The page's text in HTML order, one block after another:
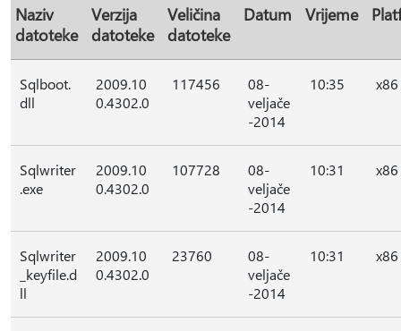
Naziv
datoteke
Verzija
datoteke
Veličina
datoteke
Datum Vrijeme
Sqlboot.
dll
2009.10
0.4302.0
117456
08-
veljače
-2014
10:35 x86
Sqlwriter
.exe
2009.10
0.4302.0
107728
08-
veljače
-2014
10:31 x86
Sqlwriter
_keyfile.d
ll
2009.10
0.4302.0
23760
08-
veljače
-2014
10:31 x86